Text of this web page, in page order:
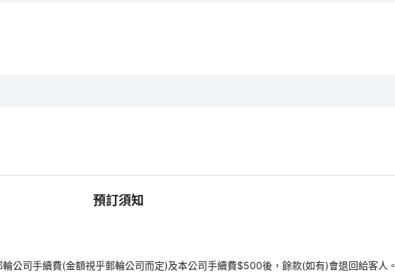
預訂須知
公司手續費(金額視乎郵輪公司而定)及本公司手續費$500後，餘款(如有)會退回給客人。